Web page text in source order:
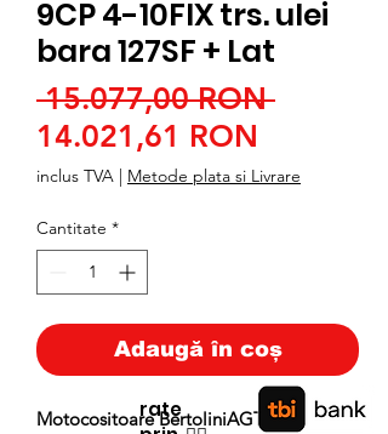
9CP 4-10FIX trs. ulei
bara 127SF + Lat
15.077,00 RON Preț
14.021,61 RON
redus
inclus TVA | Metode plata si Livrare
Cantitate *
Adaugă în coș
Motocositoare BertoliniAGT3 Honda
rate